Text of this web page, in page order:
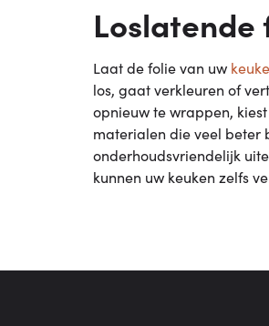
Loslatende
Laat de folie van uw
los, gaat verkleuren of
opnieuw te wrappen,
materialen die veel beter
onderhoudsvriendelijk
kunnen uw keuken zelfs